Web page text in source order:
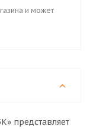
и может
представляет